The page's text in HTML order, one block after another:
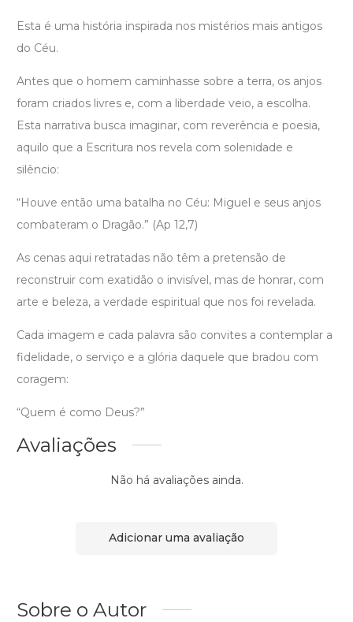
Esta é uma história inspirada nos mistérios mais antigos
do Céu.
Antes que o homem caminhasse sobre a terra, os anjos
foram criados livres e, com a liberdade veio, a escolha.
Esta narrativa busca imaginar, com reverência e poesia,
aquilo que a Escritura nos revela com solenidade e
silêncio:
“Houve então uma batalha no Céu: Miguel e seus anjos
combateram o Dragão.” (Ap 12,7)
As cenas aqui retratadas não têm a pretensão de
reconstruir com exatidão o invisível, mas de honrar, com
arte e beleza, a verdade espiritual que nos foi revelada.
Cada imagem e cada palavra são convites a contemplar a
fidelidade, o serviço e a glória daquele que bradou com
coragem:
“Quem é como Deus?”
Avaliações
Não há avaliações ainda.
Adicionar uma avaliação
Sobre o Autor